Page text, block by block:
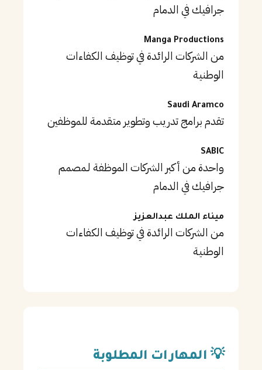
جرافيك في الدمام
Manga Productions
من الشركات الرائدة في توظيف الكفاءات
الوطنية
Saudi Aramco
تقدم برامج تدريب وتطوير متقدمة للموظفين
SABIC
واحدة من أكبر الشركات الموظفة لـمصمم
جرافيك في الدمام
ميناء الملك عبدالعزيز
من الشركات الرائدة في توظيف الكفاءات
الوطنية
💡 المهارات المطلوبة